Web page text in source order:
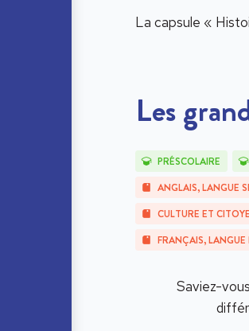
La capsule «
Les
PRÉSCOLAIRE
ANGLAIS, LANGUE
CULTURE ET
FRANÇAIS, LANGUE
Saviez-